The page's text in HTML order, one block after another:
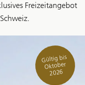
Freizeitangebot
Gültig bis
Oktober
2026